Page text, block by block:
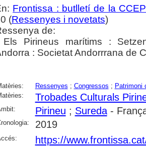
Frontissa : butlletí de la
(Ressenyes i novetats)
de:
Pirineus marítims :
: Societat Andorrrana de
Ressenyes ; Congressos ; Patrimoni
Trobades Culturals
Pirineu ; Sureda-
2019
https://